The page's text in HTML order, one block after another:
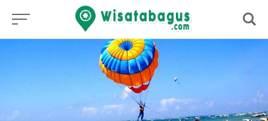
Skip